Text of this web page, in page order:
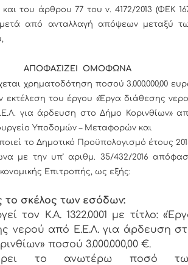
και του άρθρου 77 του ν. 4172/2013 (ΦΕΚ
μετά από ανταλλαγή απόψεων μεταξύ
ΑΠΟΦΑΣΙΖΕΙ ΟΜΟΦΩΝΑ
χρηματοδότηση ποσού 3.000.000,00
εκτέλεση του έργου «Έργα διάθεσης
για άρδευση στο Δήμο Κορινθίων»
Υποδομών – Μεταφορών και
το Δημοτικό Προϋπολογισμό έτους
με την υπ’ αριθμ. 35/432/2016
Επιτροπής, ως εξής:
το σκέλος των εσόδων:
τον Κ.Α. 1322.0001 με τίτλο:
νερού από Ε.Ε.Λ. για άρδευση
ποσού 3.000.000,00 €.
το ανωτέρω ποσό